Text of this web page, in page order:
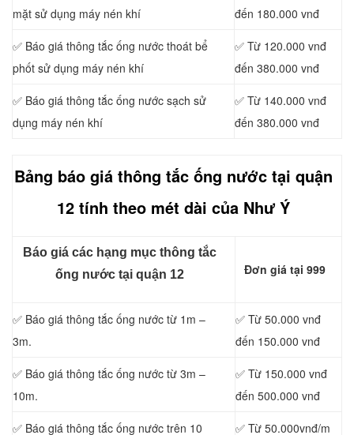
mặt sử dụng máy nén khí
đến 180.000 vnđ
✅ Báo giá thông tắc ống nước thoát bể
phốt sử dụng máy nén khí
✅ Từ 120.000 vnđ
đến 380.000 vnđ
✅ Báo giá thông tắc ống nước sạch sử
dụng máy nén khí
✅ Từ 140.000 vnđ
đến 380.000 vnđ
Bảng báo giá thông tắc ống nước tại quận
12 tính theo mét dài của Như Ý
Báo giá các hạng mục thông tắc
ống nước tại quận 12
Đơn giá tại 999
✅ Báo giá thông tắc ống nước từ 1m –
3m.
✅ Từ 50.000 vnđ
đến 150.000 vnđ
✅ Báo giá thông tắc ống nước từ 3m –
10m.
✅ Từ 150.000 vnđ
đến 500.000 vnđ
✅ Báo giá thông tắc ống nước trên 10 ✅ Từ 50.000vnđ/m